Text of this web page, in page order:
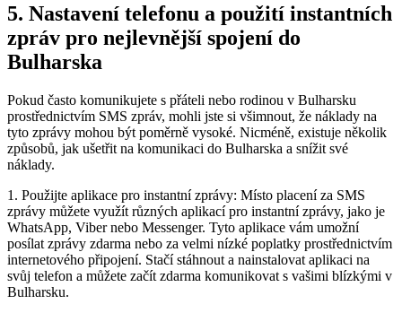
5. Nastavení telefonu a použití instantních
zpráv pro nejlevnější spojení do
Bulharska
Pokud často komunikujete s přáteli nebo rodinou v Bulharsku
prostřednictvím SMS zpráv, mohli jste si všimnout, že náklady na
tyto zprávy mohou být poměrně vysoké. Nicméně, existuje několik
způsobů, jak ušetřit na komunikaci do Bulharska a snížit své
náklady.
1. Použijte aplikace pro instantní zprávy: Místo placení za SMS
zprávy můžete využít různých aplikací pro instantní zprávy, jako je
WhatsApp, Viber nebo Messenger. Tyto aplikace vám umožní
posílat zprávy zdarma nebo za velmi nízké poplatky prostřednictvím
internetového připojení. Stačí stáhnout a nainstalovat aplikaci na
svůj telefon a můžete začít zdarma komunikovat s vašimi blízkými v
Bulharsku.